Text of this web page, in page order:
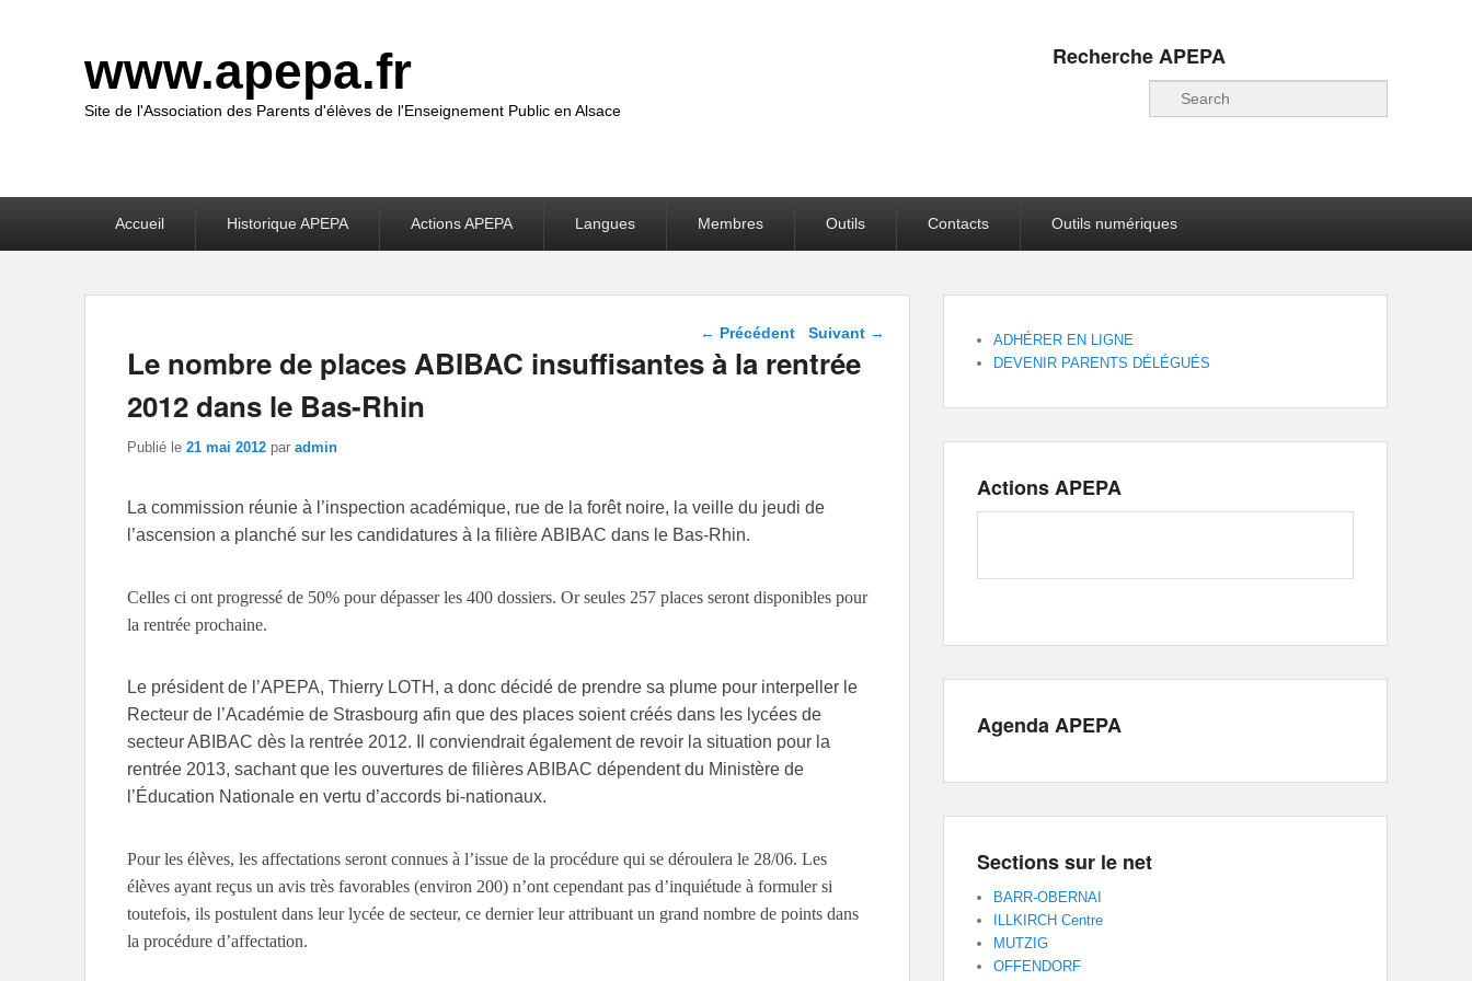
www.apepa.fr
Site de l'Association des Parents d'élèves de l'Enseignement Public en Alsace
Recherche APEPA
Recherche
Accueil Historique APEPA Actions APEPA Langues Membres Outils Contacts Outils numériques
Navigation dans les
articles
← Précédent Suivant →
Le nombre de places ABIBAC insuffisantes à la rentrée
2012 dans le Bas-Rhin
Publié le 21 mai 2012 par admin
La commission réunie à l’inspection académique, rue de la forêt noire, la veille du jeudi de
l’ascension a planché sur les candidatures à la filière ABIBAC dans le Bas-Rhin.
Celles ci ont progressé de 50% pour dépasser les 400 dossiers. Or seules 257 places seront disponibles pour
la rentrée prochaine.
Le président de l’APEPA, Thierry LOTH, a donc décidé de prendre sa plume pour interpeller le
Recteur de l’Académie de Strasbourg afin que des places soient créés dans les lycées de
secteur ABIBAC dès la rentrée 2012. Il conviendrait également de revoir la situation pour la
rentrée 2013, sachant que les ouvertures de filières ABIBAC dépendent du Ministère de
l’Éducation Nationale en vertu d’accords bi-nationaux.
Pour les élèves, les affectations seront connues à l’issue de la procédure qui se déroulera le 28/06. Les
élèves ayant reçus un avis très favorables (environ 200) n’ont cependant pas d’inquiétude à formuler si
toutefois, ils postulent dans leur lycée de secteur, ce dernier leur attribuant un grand nombre de points dans
la procédure d’affectation.
ADHÉRER EN LIGNE
DEVENIR PARENTS DÉLÉGUÉS
Actions APEPA
Agenda APEPA
Sections sur le net
BARR-OBERNAI
ILLKIRCH Centre
MUTZIG
OFFENDORF